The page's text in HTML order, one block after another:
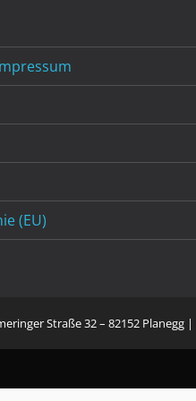
(EU)
Straße 32 – 82152 Planegg |